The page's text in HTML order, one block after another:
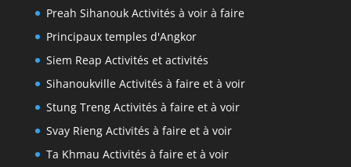
Preah Sihanouk Activités à voir à faire
Principaux temples d'Angkor
Siem Reap Activités et activités
Sihanoukville Activités à faire et à voir
Stung Treng Activités à faire et à voir
Svay Rieng Activités à faire et à voir
Ta Khmau Activités à faire et à voir